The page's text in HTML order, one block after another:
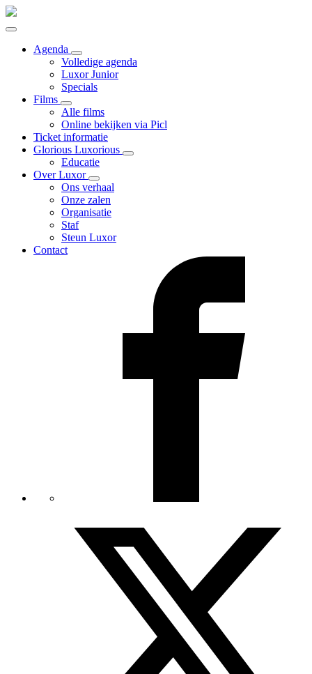
Agenda
Volledige agenda
Luxor Junior
Specials
Films
Alle films
Online bekijken via Picl
Ticket informatie
Glorious Luxorious
Educatie
Over Luxor
Ons verhaal
Onze zalen
Organisatie
Staf
Steun Luxor
Contact